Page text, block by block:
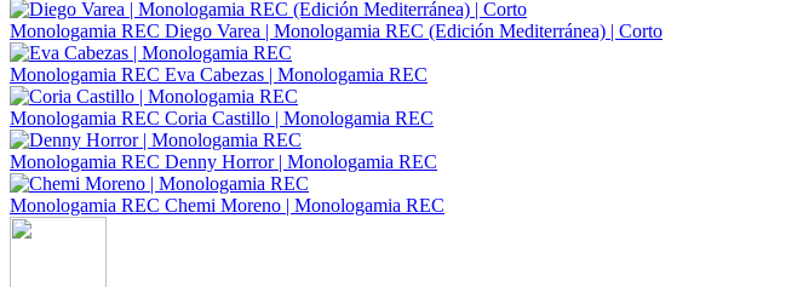
Monologamia REC Diego Varea | Monologamia REC (Edición Mediterránea) | Corto
Monologamia REC Eva Cabezas | Monologamia REC
Monologamia REC Coria Castillo | Monologamia REC
Monologamia REC Denny Horror | Monologamia REC
Monologamia REC Chemi Moreno | Monologamia REC